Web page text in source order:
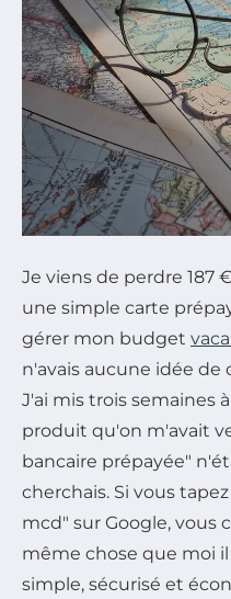
Je viens de perdre 187
une simple carte
gérer mon budget
n'avais aucune idée de
J'ai mis trois semaines
produit qu'on m'avait
bancaire prépayée"
cherchais. Si vous
mcd" sur Google, vous
même chose que moi
simple, sécurisé et